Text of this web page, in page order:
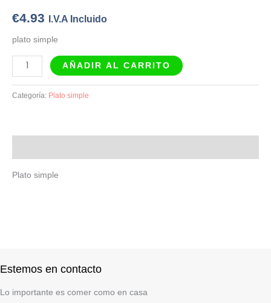
€4.93 I.V.A Incluido
plato simple
AÑADIR AL CARRITO
Categoría: Plato simple
Plato simple
Estemos en contacto
Lo importante es comer como en casa